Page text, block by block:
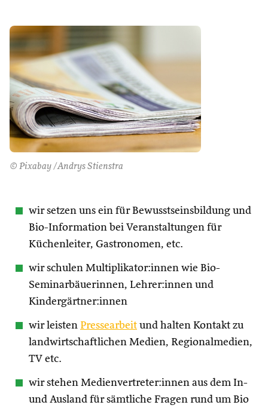
© Pixabay /Andrys Stienstra
wir setzen uns ein für Bewusstseinsbildung und
Bio-Information bei Veranstaltungen für
Küchenleiter, Gastronomen, etc.
wir schulen Multiplikator:innen wie Bio-
Seminarbäuerinnen, Lehrer:innen und
Kindergärtner:innen
wir leisten Pressearbeit und halten Kontakt zu
landwirtschaftlichen Medien, Regionalmedien,
TV etc.
wir stehen Medienvertreter:innen aus dem In-
und Ausland für sämtliche Fragen rund um Bio